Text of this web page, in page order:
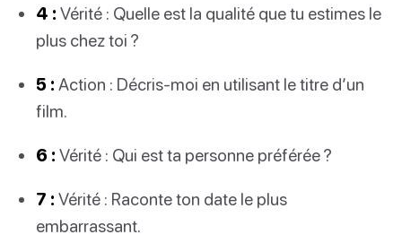
4 : Vérité : Quelle est la qualité que tu estimes le
plus chez toi ?
5 : Action : Décris-moi en utilisant le titre d’un
film.
6 : Vérité : Qui est ta personne préférée ?
7 : Vérité : Raconte ton date le plus
embarrassant.